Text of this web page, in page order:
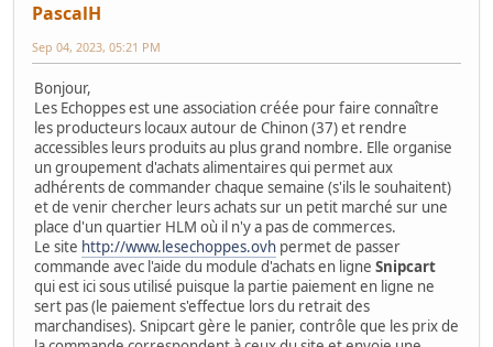
PascalH
Sep 04, 2023, 05:21 PM
Bonjour,
Les Echoppes est une association créée pour faire connaître
les producteurs locaux autour de Chinon (37) et rendre
accessibles leurs produits au plus grand nombre. Elle organise
un groupement d'achats alimentaires qui permet aux
adhérents de commander chaque semaine (s'ils le souhaitent)
et de venir chercher leurs achats sur un petit marché sur une
place d'un quartier HLM où il n'y a pas de commerces.
Le site http://www.lesechoppes.ovh permet de passer
commande avec l'aide du module d'achats en ligne Snipcart
qui est ici sous utilisé puisque la partie paiement en ligne ne
sert pas (le paiement s'effectue lors du retrait des
marchandises). Snipcart gère le panier, contrôle que les prix de